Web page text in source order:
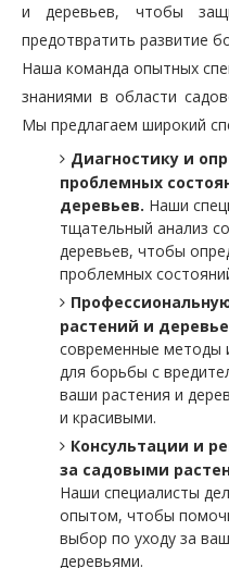
и деревьев, чтобы
предотвратить развитие
Наша команда опытных
знаниями в области
Мы предлагаем широкий
Диагностику и
проблемных
деревьев. Наши
тщательный анализ
деревьев, чтобы
проблемных
растений и
современные методы
для борьбы с
ваши растения и
и красивыми.
Консультации и
за садовыми
Наши специалисты
опытом, чтобы
выбор по уходу за
деревьями.